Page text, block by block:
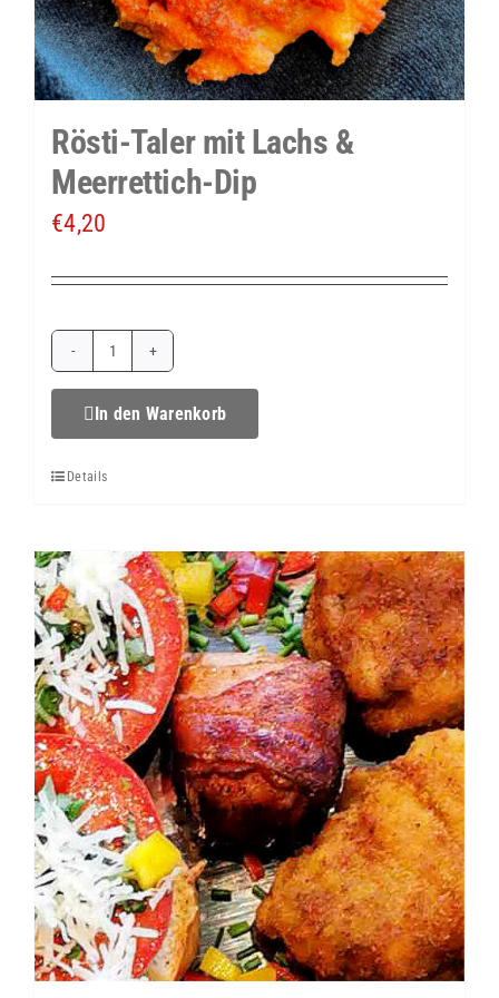
Rösti-Taler mit Lachs &
Meerrettich-Dip
€4,20
Rösti-
Taler
Meerrettich-
Dip
Menge
In den Warenkorb
Details